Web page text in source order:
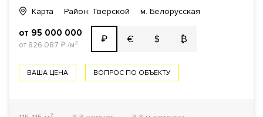
Карта
Район: Тверской м. Белорусская
от 95 000 000
от 826 087 ₽/м² ₽ € $ ₿
ВАША ЦЕНА ВОПРОС ПО ОБЪЕКТУ